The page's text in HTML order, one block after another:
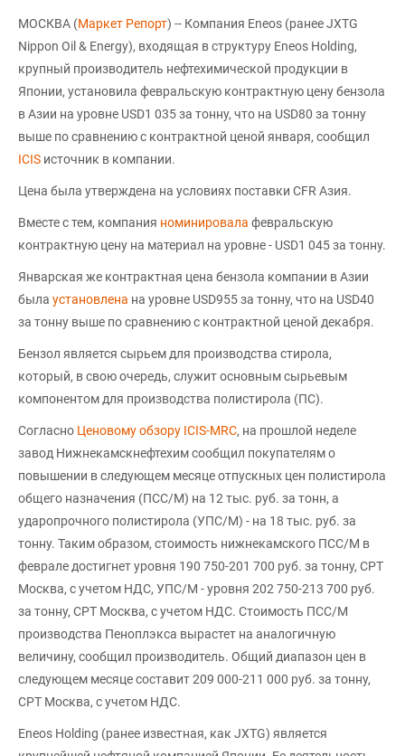
МОСКВА (Маркет Репорт) -- Компания Eneos (ранее JXTG
Nippon Oil & Energy), входящая в структуру Eneos Holding,
крупный производитель нефтехимической продукции в
Японии, установила февральскую контрактную цену бензола
в Азии на уровне USD1 035 за тонну, что на USD80 за тонну
выше по сравнению с контрактной ценой января, сообщил
ICIS источник в компании.
Цена была утверждена на условиях поставки CFR Азия.
Вместе с тем, компания номинировала февральскую
контрактную цену на материал на уровне - USD1 045 за тонну.
Январская же контрактная цена бензола компании в Азии
была установлена на уровне USD955 за тонну, что на USD40
за тонну выше по сравнению с контрактной ценой декабря.
Бензол является сырьем для производства стирола,
который, в свою очередь, служит основным сырьевым
компонентом для производства полистирола (ПС).
Согласно Ценовому обзору ICIS-MRC, на прошлой неделе
завод Нижнекамскнефтехим сообщил покупателям о
повышении в следующем месяце отпускных цен полистирола
общего назначения (ПСС/М) на 12 тыс. руб. за тонн, а
ударопрочного полистирола (УПС/М) - на 18 тыс. руб. за
тонну. Таким образом, стоимость нижнекамского ПСС/М в
феврале достигнет уровня 190 750-201 700 руб. за тонну, CPT
Москва, с учетом НДС, УПС/М - уровня 202 750-213 700 руб.
за тонну, CPT Москва, с учетом НДС. Стоимость ПСС/М
производства Пеноплэкса вырастет на аналогичную
величину, сообщил производитель. Общий диапазон цен в
следующем месяце составит 209 000-211 000 руб. за тонну,
CPT Москва, с учетом НДС.
Eneos Holding (ранее известная, как JXTG) является